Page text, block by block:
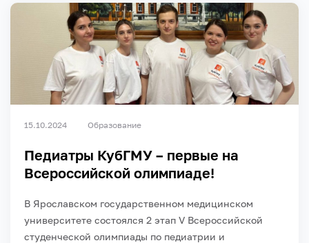
15.10.2024 Образование
Педиатры КубГМУ – первые на
Всероссийской олимпиаде!
В Ярославском государственном медицинском
университете состоялся 2 этап V Всероссийской
студенческой олимпиады по педиатрии и